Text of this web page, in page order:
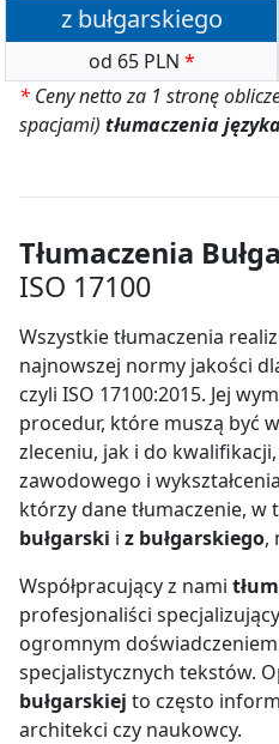
z bułgarskiego
od 65 PLN *
* Ceny netto za 1 stronę
spacjami) tłumaczenia
Tłumaczenia
ISO 17100
Wszystkie tłumaczenia
najnowszej normy jakości
czyli ISO 17100:2015. Jej
procedur, które muszą być
zleceniu, jak i do
zawodowego i
którzy dane tłumaczenie, w
bułgarski i z bułgarskiego,
Współpracujący z nami
profesjonaliści
ogromnym
specjalistycznych tekstów.
bułgarskiej to często
architekci czy naukowcy.